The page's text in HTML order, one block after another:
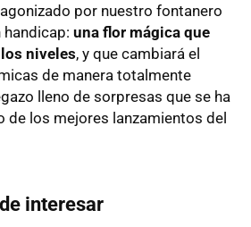
por nuestro fontanero
una flor mágica que
niveles, y que cambiará el
de manera totalmente
lleno de sorpresas que se ha
de los mejores lanzamientos del
interesar